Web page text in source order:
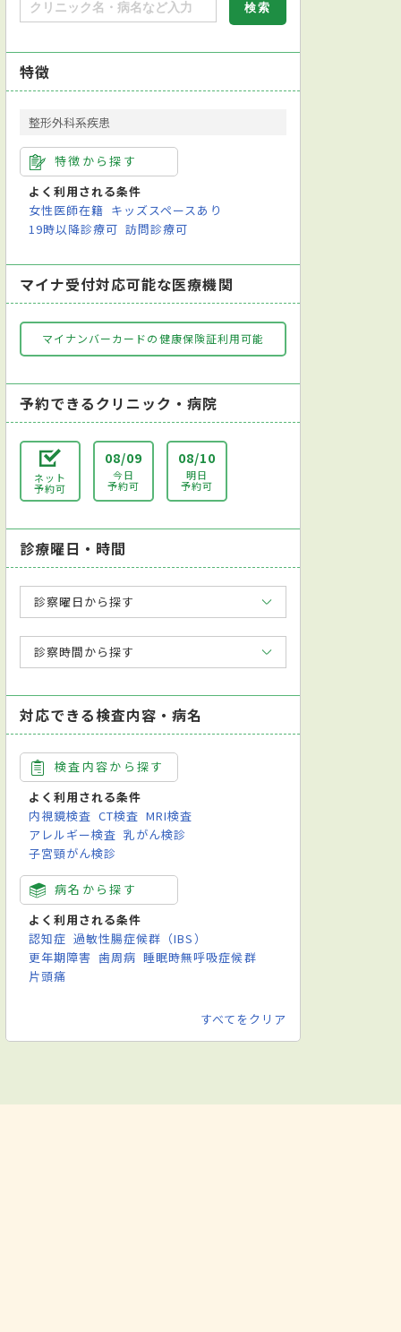
特徴
整形外科系疾患
特徴から探す
よく利用される条件
女性医師在籍 キッズスペースあり
19時以降診療可 訪問診療可
マイナ受付対応可能な医療機関
マイナンバーカードの健康保険証利用可能
予約できるクリニック・病院
ネット
予約可
08/09
今日
予約可
08/10
明日
予約可
診療曜日・時間
診察曜日から探す
診察時間から探す
対応できる検査内容・病名
検査内容から探す
よく利用される条件
内視鏡検査 CT検査 MRI検査
アレルギー検査 乳がん検診
子宮頸がん検診
病名から探す
よく利用される条件
認知症 過敏性腸症候群（IBS）
更年期障害 歯周病 睡眠時無呼吸症候群
片頭痛
すべてをクリア